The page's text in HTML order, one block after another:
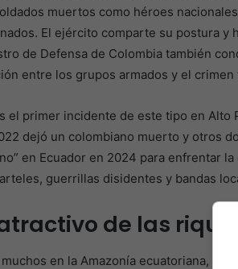
muertos como héroes
El ejército comparte su postura y
de Defensa de Colombia también
entre los grupos armados y el
el primer incidente de este tipo en
dejó un colombiano muerto y otros
en Ecuador en 2024 para enfrentar
guerrillas disidentes y bandas
de las
muchos en la Amazonía ecuatoriana, la